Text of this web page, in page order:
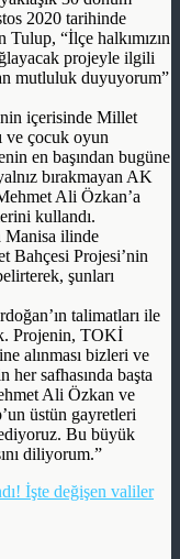
2020 tarihinde
Tulup, “İlçe halkımızın
projeyle ilgili
mutluluk duyuyorum”
içerisinde Millet
ve çocuk oyun
en başından bugüne
bırakmayan AK
Ali Özkan’a
kullandı.
Manisa ilinde
Bahçesi Projesi’nin
şunları
talimatları ile
Projenin, TOKİ
alınması bizleri ve
her safhasında başta
Ali Özkan ve
üstün gayretleri
Bu büyük
diliyorum.”
İşte değişen valiler